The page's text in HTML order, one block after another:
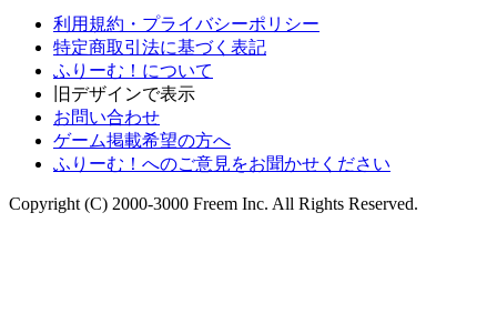
利用規約・プライバシーポリシー
特定商取引法に基づく表記
ふりーむ！について
旧デザインで表示
お問い合わせ
ゲーム掲載希望の方へ
ふりーむ！へのご意見をお聞かせください
Copyright (C) 2000-3000 Freem Inc. All Rights Reserved.